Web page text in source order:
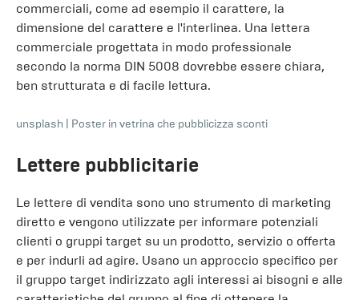
commerciali, come ad esempio il carattere, la
dimensione del carattere e l'interlinea. Una lettera
commerciale progettata in modo professionale
secondo la norma DIN 5008 dovrebbe essere chiara,
ben strutturata e di facile lettura.
unsplash Poster in vetrina che pubblicizza sconti
Lettere pubblicitarie
Le lettere di vendita sono uno strumento di marketing
diretto e vengono utilizzate per informare potenziali
clienti o gruppi target su un prodotto, servizio o offerta
e per indurli ad agire. Usano un approccio specifico per
il gruppo target indirizzato agli interessi ai bisogni e alle